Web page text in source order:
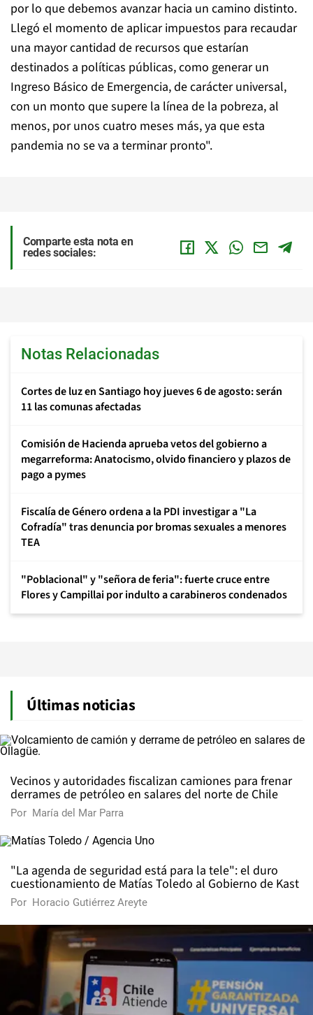
por lo que debemos avanzar hacia un camino distinto.
Llegó el momento de aplicar impuestos para recaudar
una mayor cantidad de recursos que estarían
destinados a políticas públicas, como generar un
Ingreso Básico de Emergencia, de carácter universal,
con un monto que supere la línea de la pobreza, al
menos, por unos cuatro meses más, ya que esta
pandemia no se va a terminar pronto".
Comparte esta nota en
redes sociales:
Notas Relacionadas
Cortes de luz en Santiago hoy jueves 6 de agosto: serán
11 las comunas afectadas
Comisión de Hacienda aprueba vetos del gobierno a
megarreforma: Anatocismo, olvido financiero y plazos de
pago a pymes
Fiscalía de Género ordena a la PDI investigar a "La
Cofradía" tras denuncia por bromas sexuales a menores
TEA
"Poblacional" y "señora de feria": fuerte cruce entre
Flores y Campillai por indulto a carabineros condenados
Últimas noticias
Vecinos y autoridades fiscalizan camiones para frenar
derrames de petróleo en salares del norte de Chile
Por María del Mar Parra
"La agenda de seguridad está para la tele": el duro
cuestionamiento de Matías Toledo al Gobierno de Kast
Por Horacio Gutiérrez Areyte